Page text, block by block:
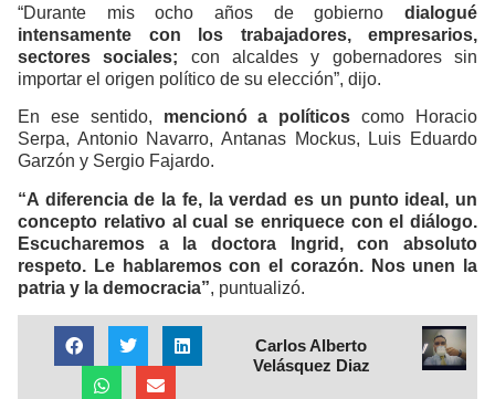
“Durante mis ocho años de gobierno dialogué
intensamente con los trabajadores, empresarios,
sectores sociales; con alcaldes y gobernadores sin
importar el origen político de su elección”, dijo.
En ese sentido, mencionó a políticos como Horacio
Serpa, Antonio Navarro, Antanas Mockus, Luis Eduardo
Garzón y Sergio Fajardo.
“A diferencia de la fe, la verdad es un punto ideal, un
concepto relativo al cual se enriquece con el diálogo.
Escucharemos a la doctora Ingrid, con absoluto
respeto. Le hablaremos con el corazón. Nos unen la
patria y la democracia”, puntualizó.
Carlos Alberto
Velásquez Diaz